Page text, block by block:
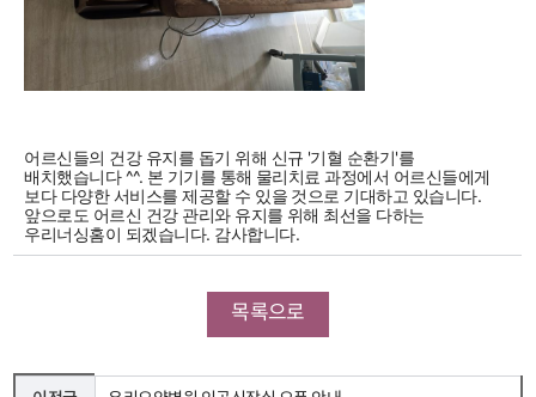
어르신들의 건강 유지를 돕기 위해 신규 '기혈 순환기'를
배치했습니다 ^^. 본 기기를 통해 물리치료 과정에서 어르신들에게
보다 다양한 서비스를 제공할 수 있을 것으로 기대하고 있습니다.
앞으로도 어르신 건강 관리와 유지를 위해 최선을 다하는
우리너싱홈이 되겠습니다. 감사합니다.
목록으로